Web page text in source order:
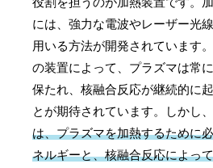
役割を担うのが加熱装置です。
には、強力な電波やレーザー光
用いる方法が開発されています
の装置によって、プラズマは常
保たれ、核融合反応が継続的に
とが期待されています。しかし
は、プラズマを加熱するために
ネルギーと、核融合反応によっ